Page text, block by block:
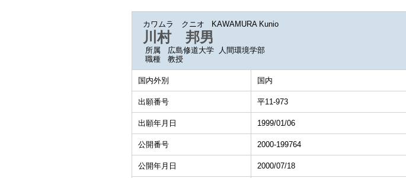
カワムラ クニオ KAWAMURA Kunio
川村 邦男
所属
広島修道大学 人間環境学部
職種
教授
国内外別 国内
出願番号 平11-973
出願年月日 1999/01/06
公開番号 2000-199764
公開年月日 2000/07/18